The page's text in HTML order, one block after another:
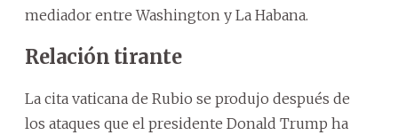
mediador entre Washington y La Habana.
Relación tirante
La cita vaticana de Rubio se produjo después de
los ataques que el presidente Donald Trump ha